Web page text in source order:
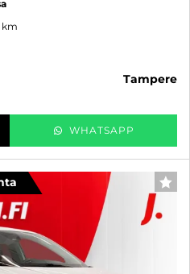
km
tampere
WHATSAPP